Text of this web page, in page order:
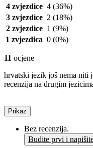
4 zvjezdice 4 (36%)
3 zvjezdice 2 (18%)
2 zvjezdice 1 (9%)
1 zvjezdica 0 (0%)
11 ocjene
hrvatski jezik još nema niti
recenzija na drugim
Prikaz
Bez recenzija.
Budite prvi i